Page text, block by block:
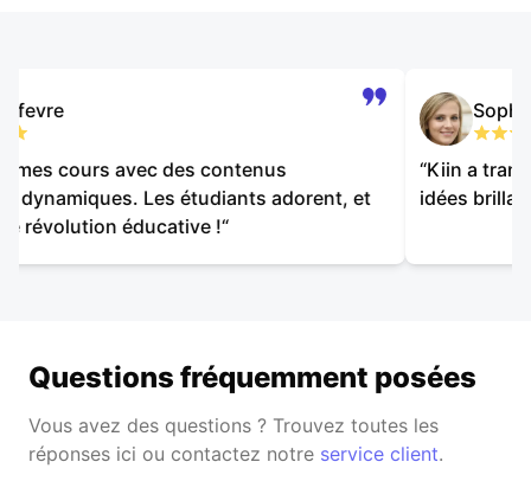
Lefevre
mes cours avec des contenus
dynamiques. Les étudiants adorent, et
révolution éducative !
“Kiin a
idées
Questions fréquemment posées
Vous avez des questions ? Trouvez toutes les
réponses ici ou contactez notre service client.